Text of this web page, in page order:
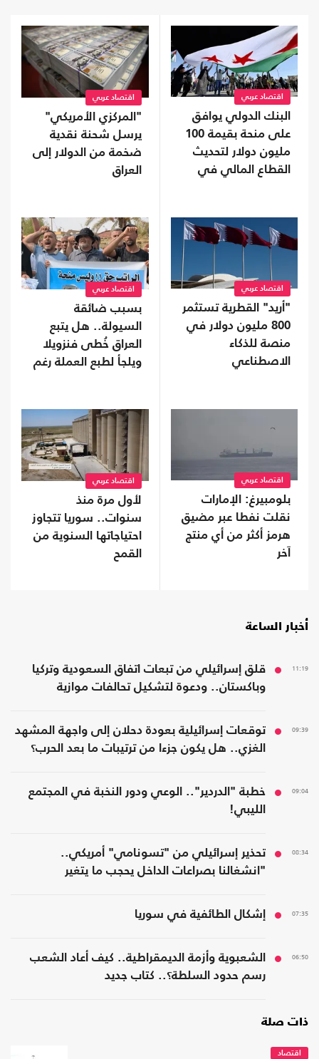
اقتصاد عربي
البنك الدولي يوافق
على منحة بقيمة 100
مليون دولار لتحديث
القطاع المالي في
اقتصاد عربي
"المركزي الأمريكي"
يرسل شحنة نقدية
ضخمة من الدولار إلى
العراق
اقتصاد عربي
"أريد" القطرية تستثمر
800 مليون دولار في
منصة للذكاء
الاصطناعي
اقتصاد عربي
بسبب ضائقة
السيولة.. هل يتبع
العراق خُطى فنزويلا
ويلجأ لطبع العملة رغم
اقتصاد عربي
بلومبيرغ: الإمارات
نقلت نفطا عبر مضيق
هرمز أكثر من أي منتج
آخر
اقتصاد عربي
لأول مرة منذ
سنوات.. سوريا تتجاوز
احتياجاتها السنوية من
القمح
أخبار الساعة
11:19
قلق إسرائيلي من تبعات اتفاق السعودية وتركيا
وباكستان.. ودعوة لتشكيل تحالفات موازية
09:39
توقعات إسرائيلية بعودة دحلان إلى واجهة المشهد
الغزي.. هل يكون جزءا من ترتيبات ما بعد الحرب؟
09:04
خطبة "الدردير".. الوعي ودور النخبة في المجتمع
الليبي!
08:34
تحذير إسرائيلي من "تسونامي" أمريكي..
"انشغالنا بصراعات الداخل يحجب ما يتغير
07:35 إشكال الطائفية في سوريا
06:50
الشعبوية وأزمة الديمقراطية.. كيف أعاد الشعب
رسم حدود السلطة؟.. كتاب جديد
ذات صلة
اقتصاد